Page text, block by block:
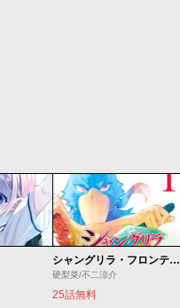
シャングリラ・フロンティア
硬梨菜/不二涼介
25話無料